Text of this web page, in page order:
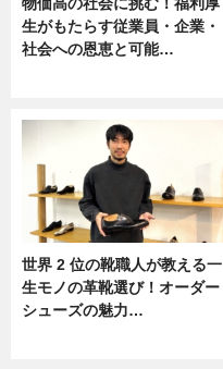
生がもたらす従業員・企業・
社会への恩恵と可能…
世界 2 位の靴職人が教える一
生モノの革靴選び！オーダー
シューズの魅力…